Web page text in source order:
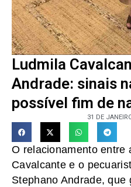
Ludmila
Andrade: sinais
possível fim de
31 DE
O relacionamento entre
Cavalcante e o
Stephano Andrade, que